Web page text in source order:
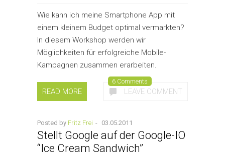
Wie kann ich meine Smartphone App mit
einem kleinem Budget optimal vermarkten?
In diesem Workshop werden wir
Möglichkeiten für erfolgreiche Mobile-
Kampagnen zusammen erarbeiten.
READ MORE
6 Comments
LEAVE COMMENT
Posted by Fritz Frei - 03.05.2011
Stellt Google auf der Google-IO
“Ice Cream Sandwich”